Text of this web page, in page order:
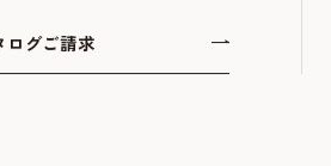
ログご請求